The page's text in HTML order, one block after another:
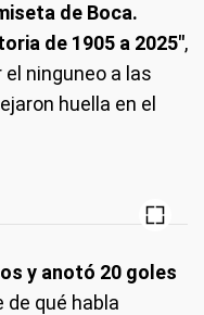
de Boca.
de 1905 a 2025",
ninguneo a las
huella en el
y anotó 20 goles
de qué habla